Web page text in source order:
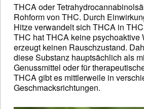
THCA oder
Rohform von THC. Durch
Hitze verwandelt sich THCA in
THC hat THCA keine psychoaktive
erzeugt keinen Rauschzustand.
diese Substanz hauptsächlich als
Genussmittel oder für
THCA gibt es mittlerweile in
Geschmacksrichtungen.